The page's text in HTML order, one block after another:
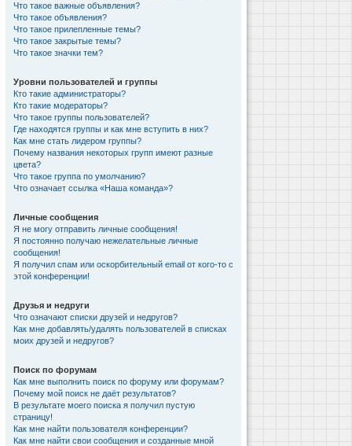
Что такое важные объявления?
Что такое объявления?
Что такое прилепленные темы?
Что такое закрытые темы?
Что такое значки тем?
Уровни пользователей и группы
Кто такие администраторы?
Кто такие модераторы?
Что такое группы пользователей?
Где находятся группы и как мне вступить в них?
Как мне стать лидером группы?
Почему названия некоторых групп имеют разные
цвета?
Что такое группа по умолчанию?
Что означает ссылка «Наша команда»?
Личные сообщения
Я не могу отправить личные сообщения!
Я постоянно получаю нежелательные личные
сообщения!
Я получил спам или оскорбительный email от кого-то с
этой конференции!
Друзья и недруги
Что означают списки друзей и недругов?
Как мне добавлять/удалять пользователей в списках
моих друзей и недругов?
Поиск по форумам
Как мне выполнить поиск по форуму или форумам?
Почему мой поиск не даёт результатов?
В результате моего поиска я получил пустую
страницу!
Как мне найти пользователя конференции?
Как мне найти свои сообщения и созданные мной